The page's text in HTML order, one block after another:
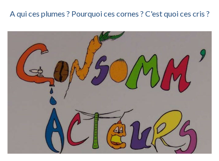
A qui ces plumes ? Pourquoi ces cornes ? C'est quoi ces cris ?
ACTIVITÉ VALISE D’ÉCO-CONSOMMATION